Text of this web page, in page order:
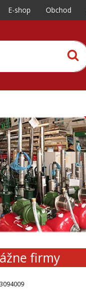
E-shop Obchod
firmy